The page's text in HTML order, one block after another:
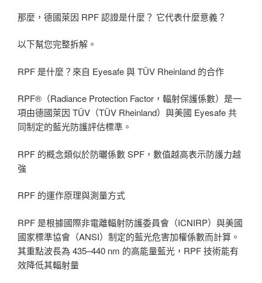
那麼，德國萊因 RPF 認證是什麼？ 它代表什麼意義？
以下幫您完整拆解。
RPF 是什麼？來自 Eyesafe 與 TÜV Rheinland 的合作
RPF®（Radiance Protection Factor，輻射保護係數）是一
項由德國萊因 TÜV（TÜV Rheinland）與美國 Eyesafe 共
同制定的藍光防護評估標準。
RPF 的概念類似於防曬係數 SPF，數值越高表示防護力越
強
RPF 的運作原理與測量方式
RPF 是根據國際非電離輻射防護委員會（ICNIRP）與美國
國家標準協會（ANSI）制定的藍光危害加權係數而計算。
其重點波長為 435–440 nm 的高能量藍光，RPF 技術能有
效降低其輻射量